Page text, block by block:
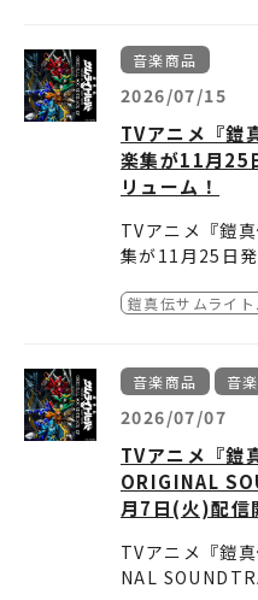
たマシンを商品
別なカラーリン
アスラーダの
録した特典小冊
の価値を一層高
です。
TVシリーズの
マ)、
放送35周年記念
ったBOX SET
SOUND
は、BOX SET
スし好評を得ま
SOUND
P)」を大フィ－
ンチ短冊形CD
インチアナログ
ャツを同梱し
スします。
【商品概要】
商品名：新世紀
UND TOURS -
7インチアナロ
ナルTシャツ（S
発売日： 2027
価格： 9,980
発売元： 有限
音楽商品
2026/07/15
TVアニメ『鎧
楽集が11月25
リューム！
TVアニメ『鎧
集が11月25日発
D3枚組の大ボリ
もCD初収録！！
楽集
品番 ：
レーベル名：
価格 ：¥5,280
・
・アニメイト＝
・ネオウィング
・A-on＝2L判
・セブンネット
鎧真伝サムライ
音楽商品 音
2026/07/07
TVアニメ『鎧
ORIGINAL
月7日(火)配信
TVアニメ『鎧
NAL